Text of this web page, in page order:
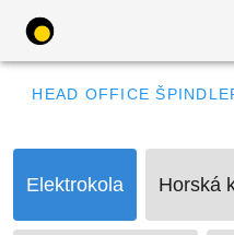
HEAD OFFICE
Elektrokola Horská